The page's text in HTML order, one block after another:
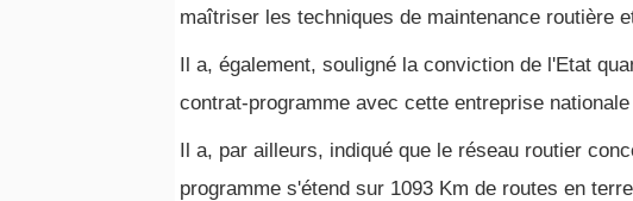
maîtriser les techniques de maintenance routière
Il a, également, souligné la conviction de l'Etat
contrat-programme avec cette entreprise
Il a, par ailleurs, indiqué que le réseau routier
programme s'étend sur 1093 Km de routes en